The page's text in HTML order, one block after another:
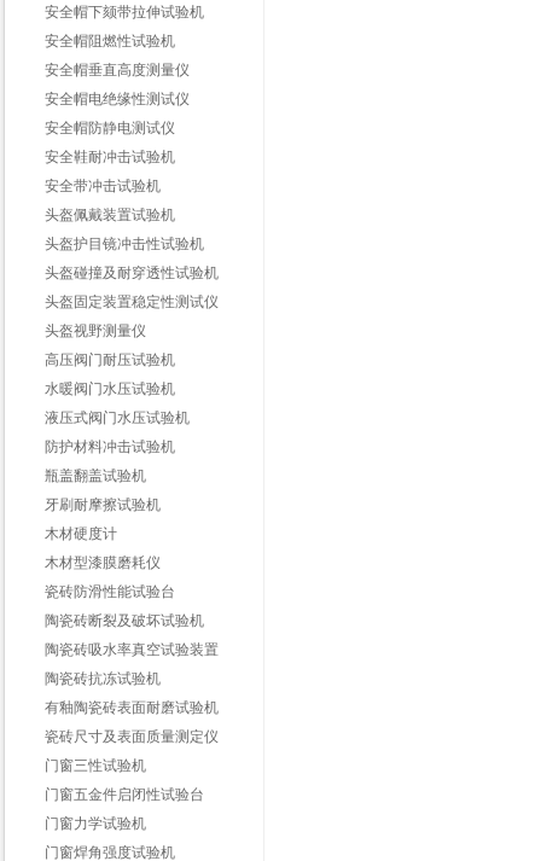
安全帽下颏带拉伸试验机
安全帽阻燃性试验机
安全帽垂直高度测量仪
安全帽电绝缘性测试仪
安全帽防静电测试仪
安全鞋耐冲击试验机
安全带冲击试验机
头盔佩戴装置试验机
头盔护目镜冲击性试验机
头盔碰撞及耐穿透性试验机
头盔固定装置稳定性测试仪
头盔视野测量仪
高压阀门耐压试验机
水暖阀门水压试验机
液压式阀门水压试验机
防护材料冲击试验机
瓶盖翻盖试验机
牙刷耐摩擦试验机
木材硬度计
木材型漆膜磨耗仪
瓷砖防滑性能试验台
陶瓷砖断裂及破坏试验机
陶瓷砖吸水率真空试验装置
陶瓷砖抗冻试验机
有釉陶瓷砖表面耐磨试验机
瓷砖尺寸及表面质量测定仪
门窗三性试验机
门窗五金件启闭性试验台
门窗力学试验机
门窗焊角强度试验机